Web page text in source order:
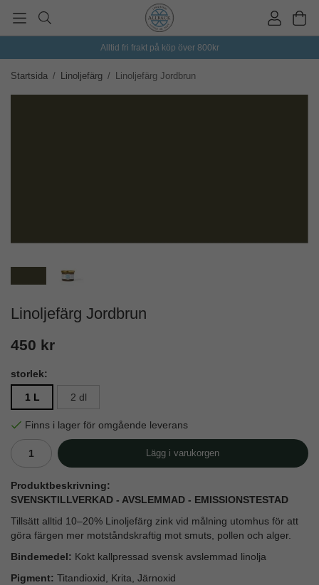
Alltid fri frakt på köp över 800kr
Startsida / Linoljefärg / Linoljefärg Jordbrun
Linoljefärg Jordbrun
450 kr
storlek:
1 L 2 dl
Finns i lager för omgående leverans
Lägg i varukorgen
Produktbeskrivning:
SVENSKTILLVERKAD - AVSLEMMAD - EMISSIONSTESTAD
Tillsätt alltid 10–20% Linoljefärg zink vid målning utomhus för att
göra färgen mer motståndskraftig mot smuts, pollen och alger.
Bindemedel: Kokt kallpressad svensk avslemmad linolja
Pigment: Titandioxid, Krita, Järnoxid